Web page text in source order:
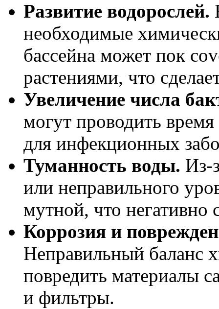
Развитие водорослей.
необходимые
бассейна может пок
растениями, что
Увеличение числа
могут проводить время
для инфекционных
Туманность воды. Из-
или неправильного
мутной, что негативно
Коррозия и
Неправильный баланс
повредить материалы
и фильтры.